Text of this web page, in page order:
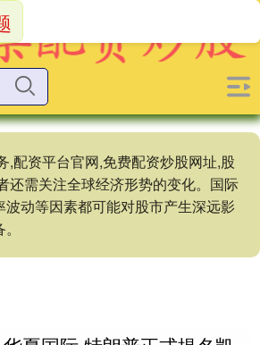
,配资平台官网,免费配资炒股网址,股
还需关注全球经济形势的变化。国际
波动等因素都可能对股市产生深远影